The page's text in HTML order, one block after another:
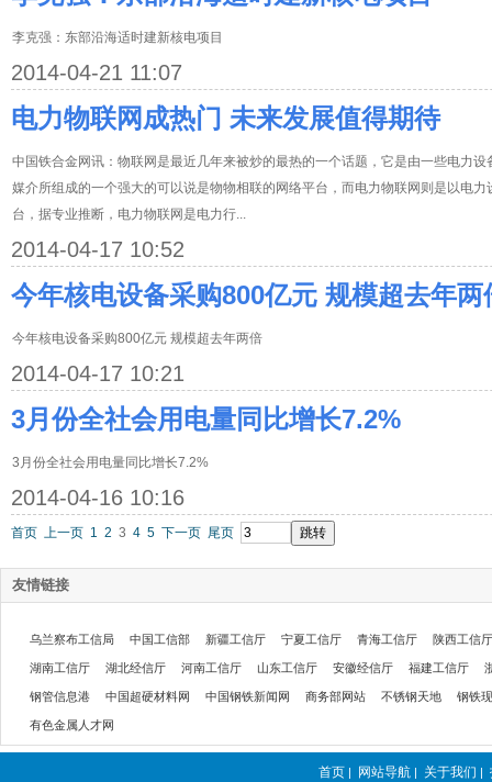
李克强：东部沿海适时建新核电项目
2014-04-21 11:07
电力物联网成热门 未来发展值得期待
中国铁合金网讯：物联网是最近几年来被炒的最热的一个话题，它是由一些电力
媒介所组成的一个强大的可以说是物物相联的网络平台，而电力物联网则是以电
台，据专业推断，电力物联网是电力行...
2014-04-17 10:52
今年核电设备采购800亿元 规模超去年两
今年核电设备采购800亿元 规模超去年两倍
2014-04-17 10:21
3月份全社会用电量同比增长7.2%
3月份全社会用电量同比增长7.2%
2014-04-16 10:16
首页 上一页 1 2 3 4 5 下一页 尾页
友情链接
乌兰察布工信局 中国工信部 新疆工信厅 宁夏工信厅 青海工信厅 陕西工信厅
湖南工信厅 湖北经信厅 河南工信厅 山东工信厅 安徽经信厅 福建工信厅
钢管信息港 中国超硬材料网 中国钢铁新闻网 商务部网站 不锈钢天地 钢铁
有色金属人才网
首页 | 网站导航 | 关于我们 |